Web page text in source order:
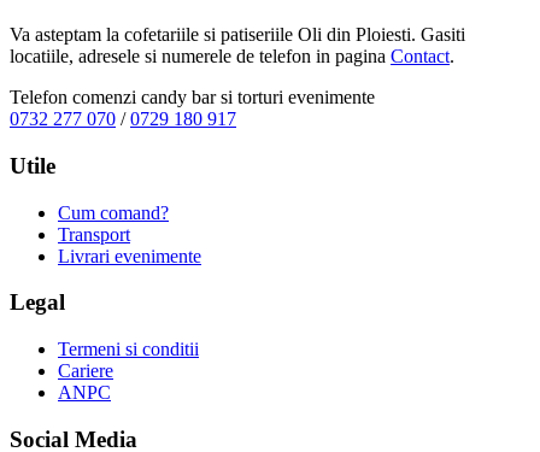
Va asteptam la cofetariile si patiseriile Oli din Ploiesti. Gasiti
locatiile, adresele si numerele de telefon in pagina Contact.
Telefon comenzi candy bar si torturi evenimente
0732 277 070 /0729 180 917
Utile
Cum comand?
Transport
Livrari evenimente
Legal
Termeni si conditii
Cariere
ANPC
Social Media